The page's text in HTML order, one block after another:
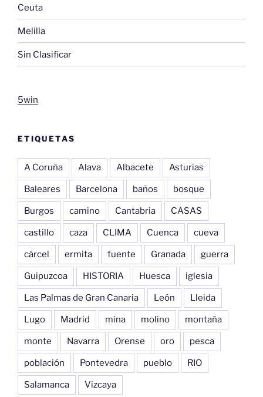
Ceuta
Melilla
Sin Clasificar
5win
ETIQUETAS
A Coruña Alava Albacete Asturias
Baleares Barcelona baños bosque
Burgos camino Cantabria CASAS
castillo caza CLIMA Cuenca cueva
cárcel ermita fuente Granada guerra
Guipuzcoa HISTORIA Huesca iglesia
Las Palmas de Gran Canaria León Lleida
Lugo Madrid mina molino montaña
monte Navarra Orense oro pesca
población Pontevedra pueblo RIO
Salamanca Vizcaya